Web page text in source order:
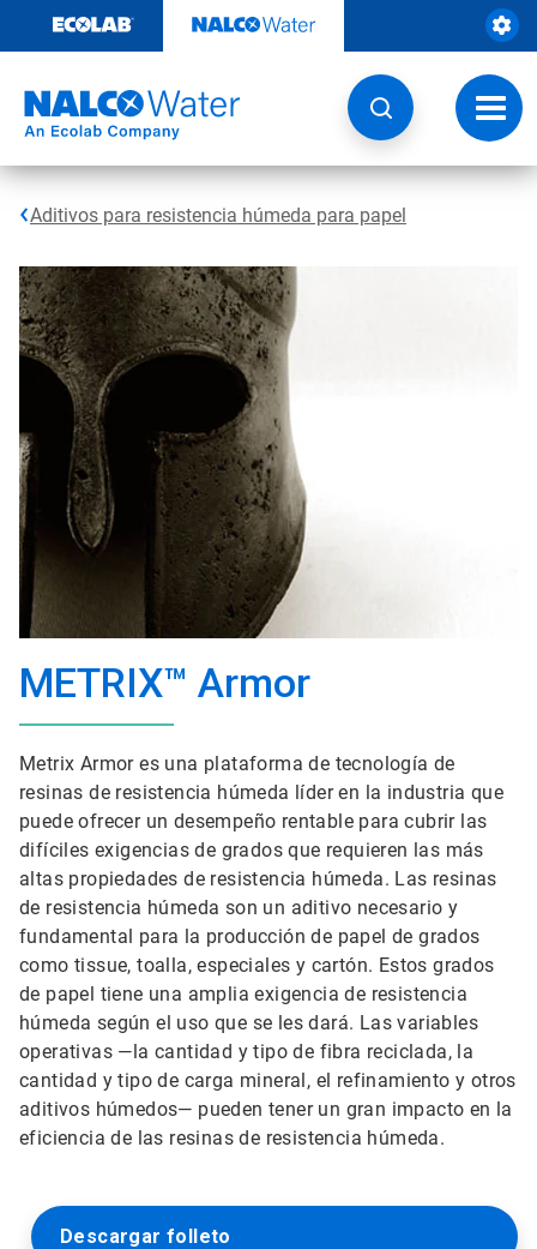
contenido
Botón
de
Aditivos para resistencia húmeda para papel
METRIX™ Armor
Metrix Armor es una plataforma de tecnología de
resinas de resistencia húmeda líder en la industria que
puede ofrecer un desempeño rentable para cubrir las
difíciles exigencias de grados que requieren las más
altas propiedades de resistencia húmeda. Las resinas
de resistencia húmeda son un aditivo necesario y
fundamental para la producción de papel de grados
como tissue, toalla, especiales y cartón. Estos grados
de papel tiene una amplia exigencia de resistencia
húmeda según el uso que se les dará. Las variables
operativas —la cantidad y tipo de fibra reciclada, la
cantidad y tipo de carga mineral, el refinamiento y otros
aditivos húmedos— pueden tener un gran impacto en la
eficiencia de las resinas de resistencia húmeda.
Descargar folleto